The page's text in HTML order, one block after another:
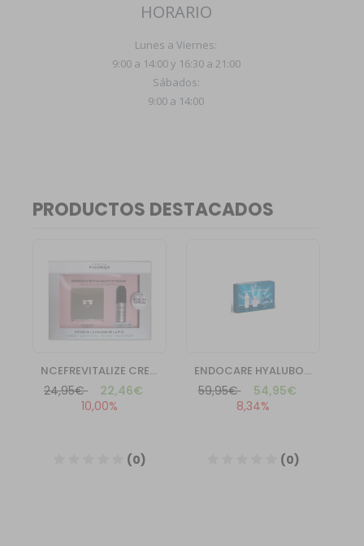
HORARIO
Lunes a Viernes:
9:00 a 14:00 y 16:30 a 21:00
Sábados:
9:00 a 14:00